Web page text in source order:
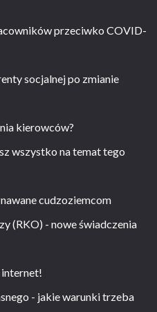
przeciwko COVID-
socjalnej po zmianie
kierowców?
wszystko na temat tego
cudzoziemcom
(RKO) - nowe świadczenia
- jakie warunki trzeba